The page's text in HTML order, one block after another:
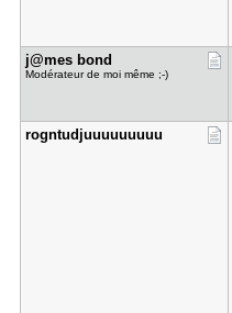
j@mes bond
Modérateur de moi même ;-)
rogntudjuu​uuuuuuu